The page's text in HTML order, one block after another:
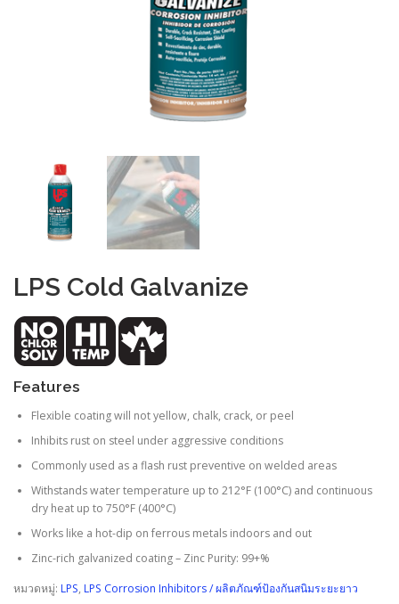
LPS Cold Galvanize
Features
Flexible coating will not yellow, chalk, crack, or peel
Inhibits rust on steel under aggressive conditions
Commonly used as a flash rust preventive on welded areas
Withstands water temperature up to 212°F (100°C) and continuous
dry heat up to 750°F (400°C)
Works like a hot-dip on ferrous metals indoors and out
Zinc-rich galvanized coating – Zinc Purity: 99+%
หมวดหมู่: LPS, LPS Corrosion Inhibitors / ผลิตภัณฑ์ป้องกันสนิมระยะยาว